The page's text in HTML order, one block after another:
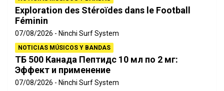
Exploration des Stéroïdes dans le Football
Féminin
07/08/2026 Ninchi Surf System
NOTICIAS MÚSICOS Y BANDAS
ТБ 500 Канада Пептидс 10 мл по 2 мг:
Эффект и применение
07/08/2026 Ninchi Surf System